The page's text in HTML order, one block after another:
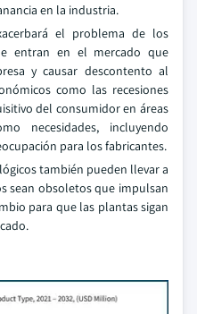
en la industria.
el problema de los
entran en el mercado que
y causar descontento al
como las recesiones
del consumidor en áreas
necesidades, incluyendo
para los fabricantes.
también pueden llevar a
sean obsoletos que impulsan
para que las plantas sigan